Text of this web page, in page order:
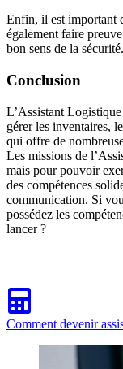
Enfin, il est important
également faire
bon sens de la sécurité.
Conclusion
L’Assistant
gérer les inventaires,
qui offre de
Les missions de
mais pour pouvoir
des compétences
communication. Si
possédez les
lancer ?
Comment devenir